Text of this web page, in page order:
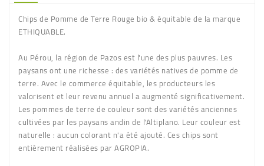
Chips de Pomme de Terre Rouge bio & équitable de la marque
ETHIQUABLE.
Au Pérou, la région de Pazos est l'une des plus pauvres. Les
paysans ont une richesse : des variétés natives de pomme de
terre. Avec le commerce équitable, les producteurs les
valorisent et leur revenu annuel a augmenté significativement.
Les pommes de terre de couleur sont des variétés anciennes
cultivées par les paysans andin de l'Altiplano. Leur couleur est
naturelle : aucun colorant n'a été ajouté. Ces chips sont
entièrement réalisées par AGROPIA.